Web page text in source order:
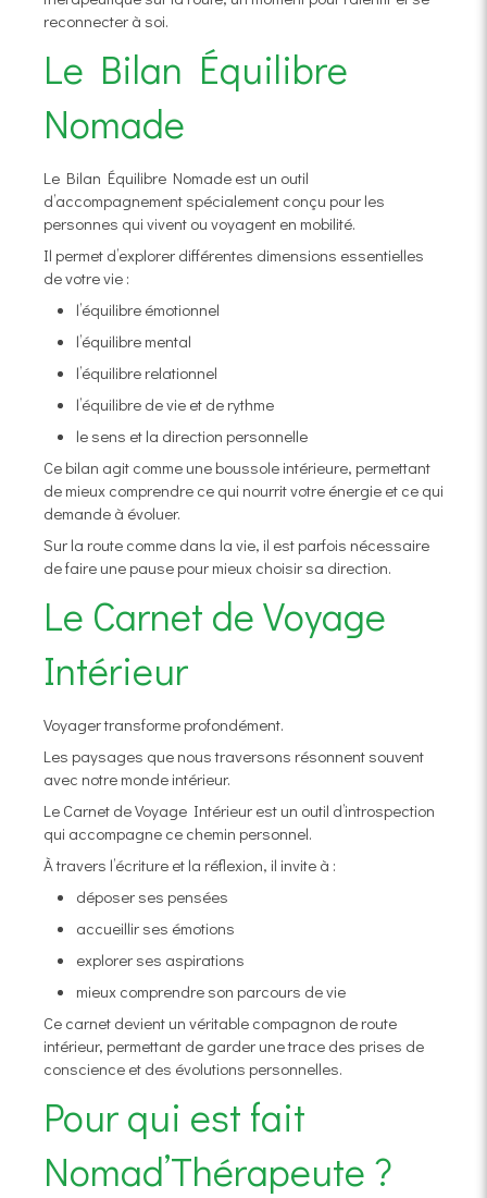
reconnecter à soi.
Le Bilan Équilibre
Nomade
Le Bilan Équilibre Nomade est un outil
d’accompagnement spécialement conçu pour les
personnes qui vivent ou voyagent en mobilité.
Il permet d’explorer différentes dimensions essentielles
de votre vie :
l’équilibre émotionnel
l’équilibre mental
l’équilibre relationnel
l’équilibre de vie et de rythme
le sens et la direction personnelle
Ce bilan agit comme une boussole intérieure, permettant
de mieux comprendre ce qui nourrit votre énergie et ce qui
demande à évoluer.
Sur la route comme dans la vie, il est parfois nécessaire
de faire une pause pour mieux choisir sa direction.
Le Carnet de Voyage
Intérieur
Voyager transforme profondément.
Les paysages que nous traversons résonnent souvent
avec notre monde intérieur.
Le Carnet de Voyage Intérieur est un outil d’introspection
qui accompagne ce chemin personnel.
À travers l’écriture et la réflexion, il invite à :
déposer ses pensées
accueillir ses émotions
explorer ses aspirations
mieux comprendre son parcours de vie
Ce carnet devient un véritable compagnon de route
intérieur, permettant de garder une trace des prises de
conscience et des évolutions personnelles.
Pour qui est fait
Nomad’Thérapeute ?